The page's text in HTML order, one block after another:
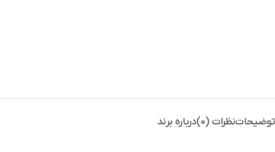
توضیحاتنظرات (0) درباره برند